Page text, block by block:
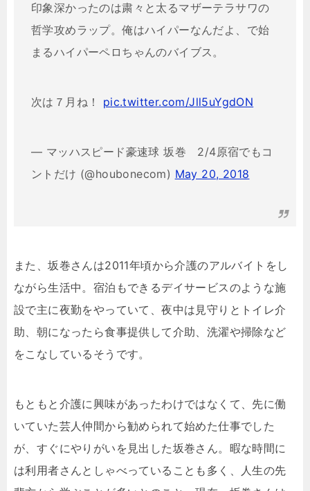
印象深かったのは粛々と太るマザーテラサワの
哲学攻めラップ。俺はハイパーなんだよ、で始
まるハイパーペロちゃんのバイブス。
次は７月ね！ pic.twitter.com/Jll5uYgdON
— マッハスピード豪速球 坂巻 2/4原宿でもコ
ントだけ (@houbonecom) May 20, 2018
また、坂巻さんは2011年頃から介護のアルバイトをし
ながら生活中。宿泊もできるデイサービスのような施
設で主に夜勤をやっていて、夜中は見守りとトイレ介
助、朝になったら食事提供して介助、洗濯や掃除など
をこなしているそうです。
もともと介護に興味があったわけではなくて、先に働
いていた芸人仲間から勧められて始めた仕事でした
が、すぐにやりがいを見出した坂巻さん。暇な時間に
は利用者さんとしゃべっていることも多く、人生の先